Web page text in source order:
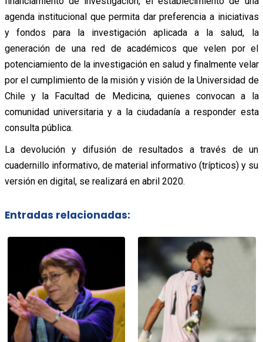
agenda institucional que permita dar preferencia a iniciativas
y fondos para la investigación aplicada a la salud, la
generación de una red de académicos que velen por el
potenciamiento de la investigación en salud y finalmente velar
por el cumplimiento de la misión y visión de la Universidad de
Chile y la Facultad de Medicina, quienes convocan a la
comunidad universitaria y a la ciudadanía a responder esta
consulta pública.
La devolución y difusión de resultados a través de un
cuadernillo informativo, de material informativo (trípticos) y su
versión en digital, se realizará en abril 2020.
Entradas relacionadas: